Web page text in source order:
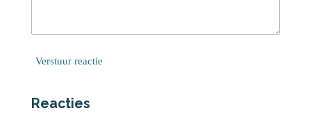
Verstuur reactie
Reacties